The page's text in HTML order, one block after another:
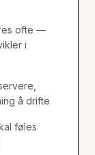
ofte —
i
å drifte
føles